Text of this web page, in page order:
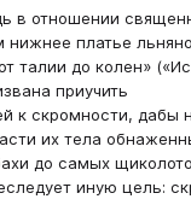
в отношении
нижнее платье
талии до колен»
приучить
к скромности, дабы
их тела
до самых
иную цель: